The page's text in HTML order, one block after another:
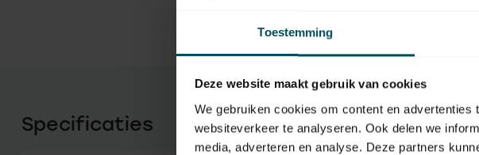
Toestemming
Deze website maakt gebruik van cookies
We gebruiken cookies om content en
websiteverkeer te analyseren. Ook delen we
media, adverteren en analyse. Deze partners
Specificaties